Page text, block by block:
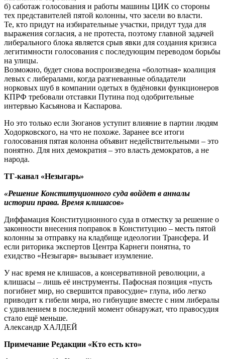
б) саботаж голосования и работы машины ЦИК со стороны
тех представителей пятой колонны, что засели во власти.
Те, кто придут на избирательные участки, придут туда для
выражения согласия, а не протеста, поэтому главной задачей
либерального блока является срыв явки для создания кризиса
легитимности голосования с последующим переводом борьбы
на улицы.
Возможно, будет снова воспроизведена «болотная» коалиция
левых с либералами, когда разгневанные обладатели
норковых шуб в компании одетых в будёновки функционеров
КПРФ требовали отставки Путина под одобрительные
интервью Касьянова и Каспарова.
Но это только если Зюганов уступит влияние в партии людям
Ходорковского, на что не похоже. Заранее все итоги
голосования пятая колонна объявит недействительными – это
понятно. Для них демократия – это власть демократов, а не
народа.
ТГ-канал «Незыгарь»
«Решение Конституционного суда войдет в анналы
истории права. Время клишасов»
Диффамация Конституционного суда в отместку за решение о
законности внесения поправок в Конституцию – месть пятой
колонны за отправку на кладбище идеологии Трансфера. И
если риторика экспертов Центра Карнеги понятна, то
ехидство «Незыгаря» вызывает изумление.
У нас время не клишасов, а консервативной революции, а
клишасы – лишь её инструменты. Пафосная позиция «пусть
погибнет мир, но свершится правосудие» глупа, ибо легко
приводит к гибели мира, но гибнущие вместе с ним либералы
с удивлением в последний момент обнаружат, что правосудия
стало ещё меньше.
Александр ХАЛДЕЙ
Примечание Редакции «Кто есть кто»